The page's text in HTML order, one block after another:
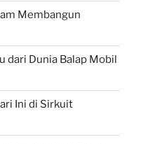
Membangun
dari Dunia Balap Mobil
Ini di Sirkuit